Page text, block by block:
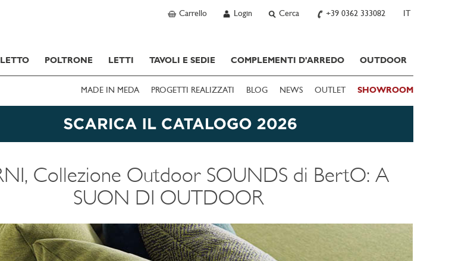
Carrello Login Cerca +39 0362 333082 IT
POLTRONE LETTI TAVOLI E SEDIE COMPLEMENTI D'ARREDO OUTDOOR
MADE IN MEDA PROGETTI REALIZZATI BLOG NEWS OUTLET SHOWROOM
Collezione Outdoor SOUNDS di BertO: A
SUON DI OUTDOOR